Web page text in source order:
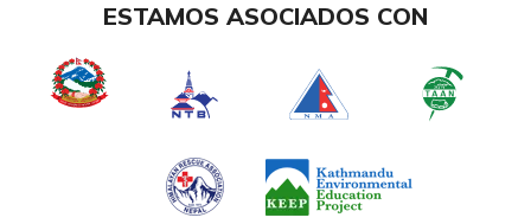
ESTAMOS ASOCIADOS CON